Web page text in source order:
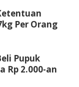
Per Orang
Pupuk
Rp 2.000-an